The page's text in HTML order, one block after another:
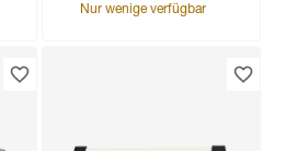
Nur wenige verfügbar